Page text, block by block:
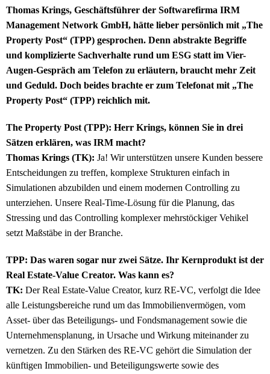
Thomas Krings, Geschäftsführer der Softwarefirma IRM
Management Network GmbH, hätte lieber persönlich mit „The
Property Post“ (TPP) gesprochen. Denn abstrakte Begriffe
und komplizierte Sachverhalte rund um ESG statt im Vier-
Augen-Gespräch am Telefon zu erläutern, braucht mehr Zeit
und Geduld. Doch beides brachte er zum Telefonat mit „The
Property Post“ (TPP) reichlich mit.
The Property Post (TPP): Herr Krings, können Sie in drei
Sätzen erklären, was IRM macht?
Thomas Krings (TK): Ja! Wir unterstützen unsere Kunden bessere
Entscheidungen zu treffen, komplexe Strukturen einfach in
Simulationen abzubilden und einem modernen Controlling zu
unterziehen. Unsere Real-Time-Lösung für die Planung, das
Stressing und das Controlling komplexer mehrstöckiger Vehikel
setzt Maßstäbe in der Branche.
TPP: Das waren sogar nur zwei Sätze. Ihr Kernprodukt ist der
Real Estate-Value Creator. Was kann es?
TK: Der Real Estate-Value Creator, kurz RE-VC, verfolgt die Idee
alle Leistungsbereiche rund um das Immobilienvermögen, vom
Asset- über das Beteiligungs- und Fondsmanagement sowie die
Unternehmensplanung, in Ursache und Wirkung miteinander zu
vernetzen. Zu den Stärken des RE-VC gehört die Simulation der
künftigen Immobilien- und Beteiligungswerte sowie des